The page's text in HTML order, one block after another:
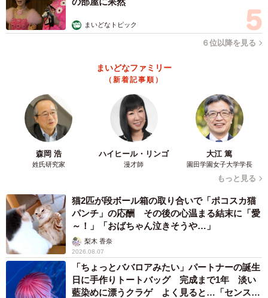
被災時に「子ども用GPS」は役立つと思いますか？（提供画像）
最後に、子どもの現在地を把握できる「子ども用GPS」に
ついて聞いたところ、「被災時に役立つと思う」と答えた
人が9割以上となった一方で、「役立つと思うが、災害時に
動作するか不安」と答えた人も3割弱存在し、通信インフラ
に対する懸念を抱いていることがうかがえる結果となりま
した。
まいどなトピック
６位以降を見る
まいどなファミリー
（新着記事順）
森岡 浩
姓氏研究家
ハイヒール・リンゴ
漫才師
大江 篤
園田学園女子大学学長
もっと見る
猫2匹が段ボール箱の取り合いで「ポコスカ猫
パンチ」の応酬 その後の心温まる結末に「愛
～！」「おばちゃん泣きそうや…」
梨木 香奈
2026.08.07
「ちょっとババロアみたい」パートナーの誕生
日に手作りトートバッグ 完成まで1年 淡い
藍染めに漂うクラゲ よく見ると…「センスす